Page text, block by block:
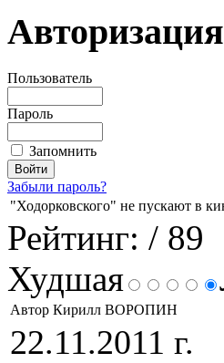
Авторизация
Пользователь
Пароль
Запомнить
Забыли пароль?
"Ходорковского" не пускают в
Рейтинг: / 89
Худшая
Автор Кирилл ВОРОПИН
22.11.2011 г.